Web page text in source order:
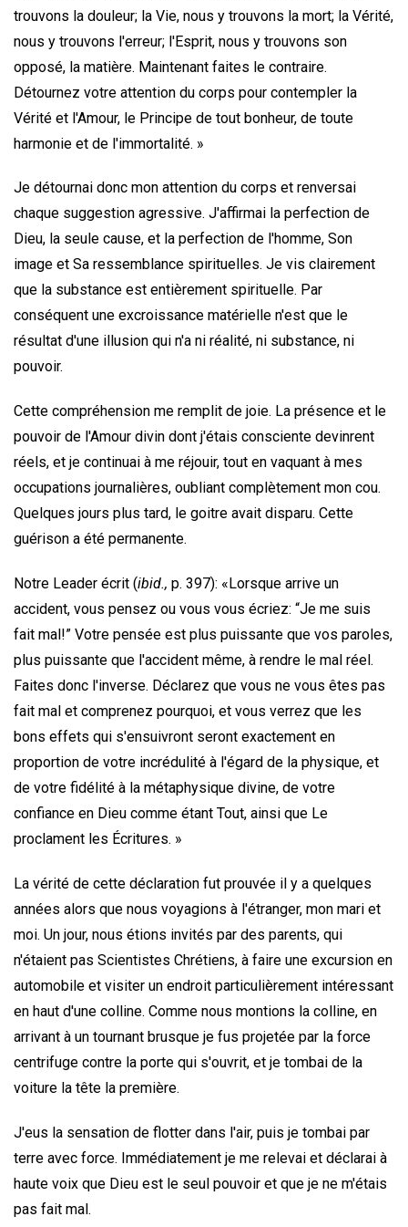
trouvons la douleur; la Vie, nous y trouvons la mort; la Vérité,
nous y trouvons l'erreur; l'Esprit, nous y trouvons son
opposé, la matière. Maintenant faites le contraire.
Détournez votre attention du corps pour contempler la
Vérité et l'Amour, le Principe de tout bonheur, de toute
harmonie et de l'immortalité. »
Je détournai donc mon attention du corps et renversai
chaque suggestion agressive. J'affirmai la perfection de
Dieu, la seule cause, et la perfection de l'homme, Son
image et Sa ressemblance spirituelles. Je vis clairement
que la substance est entièrement spirituelle. Par
conséquent une excroissance matérielle n'est que le
résultat d'une illusion qui n'a ni réalité, ni substance, ni
pouvoir.
Cette compréhension me remplit de joie. La présence et le
pouvoir de l'Amour divin dont j'étais consciente devinrent
réels, et je continuai à me réjouir, tout en vaquant à mes
occupations journalières, oubliant complètement mon cou.
Quelques jours plus tard, le goitre avait disparu. Cette
guérison a été permanente.
Notre Leader écrit (ibid., p. 397): «Lorsque arrive un
accident, vous pensez ou vous vous écriez: “Je me suis
fait mal!” Votre pensée est plus puissante que vos paroles,
plus puissante que l'accident même, à rendre le mal réel.
Faites donc l'inverse. Déclarez que vous ne vous êtes pas
fait mal et comprenez pourquoi, et vous verrez que les
bons effets qui s'ensuivront seront exactement en
proportion de votre incrédulité à l'égard de la physique, et
de votre fidélité à la métaphysique divine, de votre
confiance en Dieu comme étant Tout, ainsi que Le
proclament les Écritures. »
La vérité de cette déclaration fut prouvée il y a quelques
années alors que nous voyagions à l'étranger, mon mari et
moi. Un jour, nous étions invités par des parents, qui
n'étaient pas Scientistes Chrétiens, à faire une excursion en
automobile et visiter un endroit particulièrement intéressant
en haut d'une colline. Comme nous montions la colline, en
arrivant à un tournant brusque je fus projetée par la force
centrifuge contre la porte qui s'ouvrit, et je tombai de la
voiture la tête la première.
J'eus la sensation de flotter dans l'air, puis je tombai par
terre avec force. Immédiatement je me relevai et déclarai à
haute voix que Dieu est le seul pouvoir et que je ne m'étais
pas fait mal.